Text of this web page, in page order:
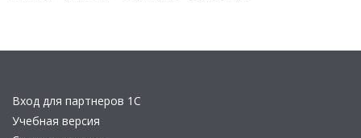
Вход для партнеров 1С
Учебная версия